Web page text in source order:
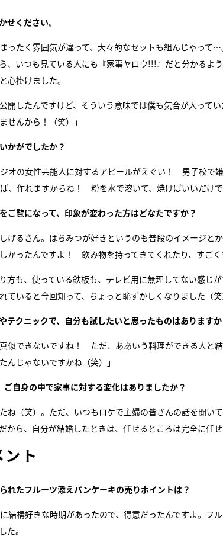
せください。
ったく雰囲気が違って、大々的なセットも組んじゃっ
、いつも見ている人にも『家事ヤロウ!!!』だと分かるよ
心掛けました。
開したんですけど、そういう意味では僕も気合が入って
せんから！（笑）」
かがでしたか？
オの女性芸能人に対するアピールがえぐい！ 男子校で
、作れますからね！ 粉を水で溶いて、焼けばいいだけで
覧になって、印象が変わった方はどなたですか？
げるさん。はちみつが好きというのも普段のイメージと
ったんですよ！ 飲み物を持ってきてくれたり、すごく
方も、使っている鉄板も、テレビ用に無理してない感じ
ていると今回知って、ちょっと恥ずかしくなりました（笑
クニックで、自分も試したいと思ったものはありますか
真似できないですね！ ただ、ああいう料理ができる人と
んじゃないですかね（笑）」
自身の中で家事に対する変化はありましたか？
ね（笑）。ただ、いつもロケで主婦の皆さんの話を聞い
から、自分が結婚したときは、任せるところは完全に任
ト
たフルーツ添えパンケーキの売りポイントは？
結構好きな時期があったので、得意だったんですよ。フ
た。